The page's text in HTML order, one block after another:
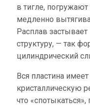
в тигле,
медленно
Расплав застывает
структуру, — так
цилиндрический
Вся пластина
кристаллическую
что